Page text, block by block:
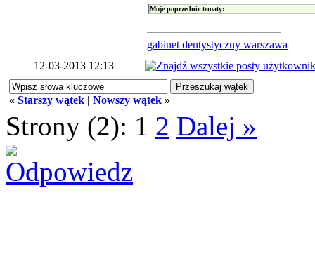
Moje poprzednie tematy:
gabinet dentystyczny warszawa
12-03-2013 12:13
« Starszy wątek | Nowszy wątek »
Strony (2): 1 2 Dalej »